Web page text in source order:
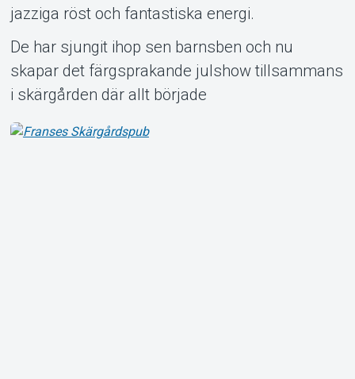
jazziga röst och fantastiska energi.
De har sjungit ihop sen barnsben och nu
skapar det färgsprakande julshow tillsammans
i skärgården där allt började